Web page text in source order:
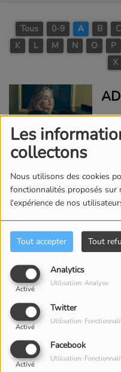
Les
collectons
Nous utilisons des cookies
fonctionnalités proposés sur
l'expérience de nos
Tout accepter Tout
Analytics
Activé
Utilisation: Analyse
Twitter
Activé
Utilisation:
Facebook
Activé
Utilisation:
Tous 0-9 A B C
K
L M N O P
X
CONTACT